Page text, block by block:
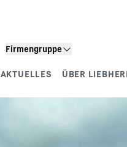
Firmengruppe
AKTUELLES ÜBER